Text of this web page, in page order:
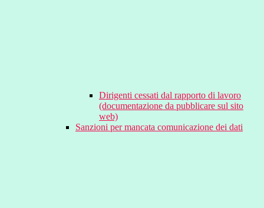
Dirigenti cessati dal rapporto di lavoro
(documentazione da pubblicare sul sito
web)
Sanzioni per mancata comunicazione dei dati